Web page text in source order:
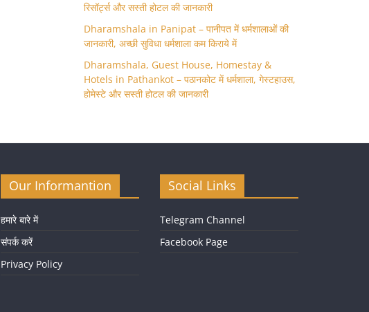
रिसॉर्ट्स और सस्ती होटल की जानकारी
Dharamshala in Panipat – पानीपत में धर्मशालाओं की
जानकारी, अच्छी सुविधा धर्मशाला कम किराये में
Dharamshala, Guest House, Homestay &
Hotels in Pathankot – पठानकोट में धर्मशाला, गेस्टहाउस,
होमेस्टे और सस्ती होटल की जानकारी
Our Informantion
हमारे बारे में
संपर्क करें
Privacy Policy
Social Links
Telegram Channel
Facebook Page